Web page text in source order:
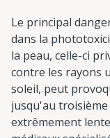
Le principal
dans la
la peau, celle-ci
contre les rayons
soleil, peut
jusqu'au
extrêmement